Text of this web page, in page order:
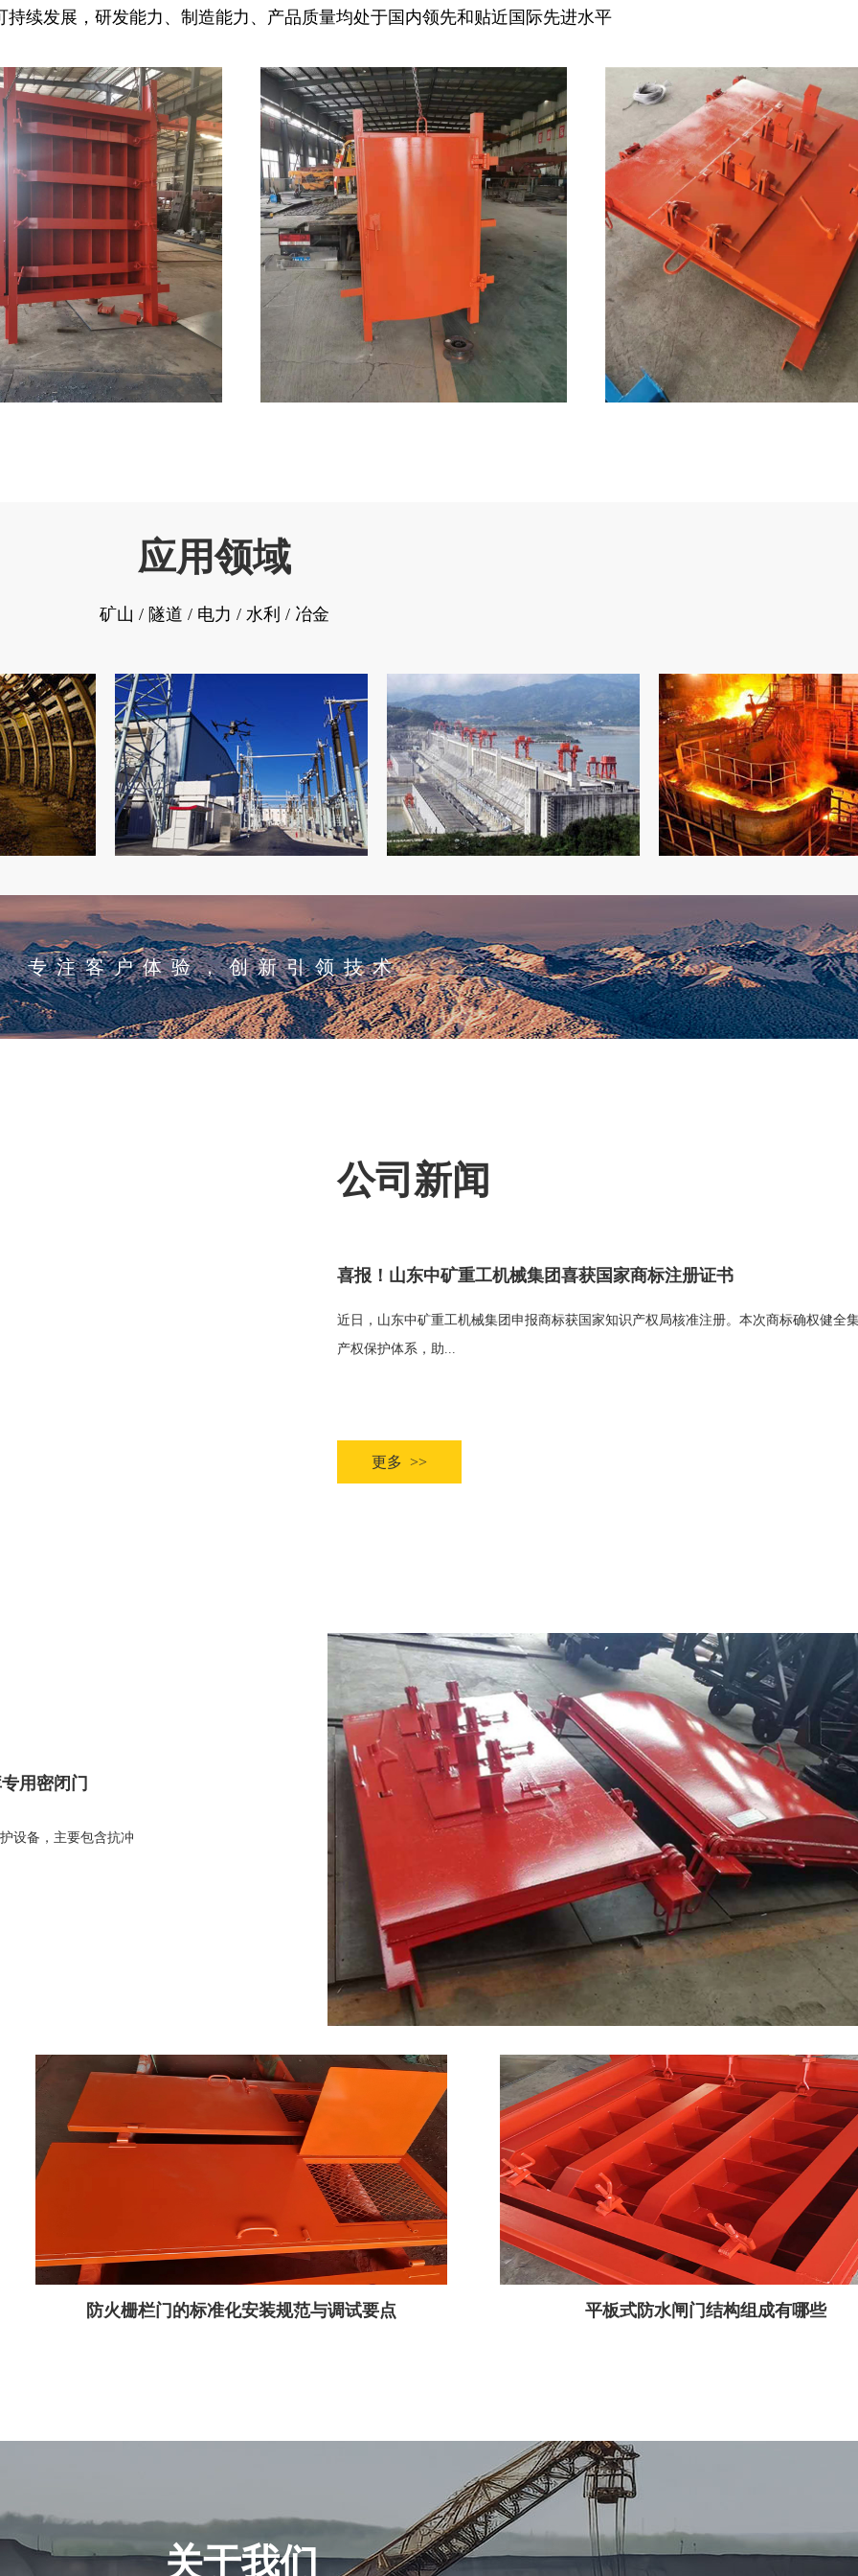
持续发展，研发能力、制造能力、产品质量均处于国内领先和贴近国际先进水平
应用领域
矿山 / 隧道 / 电力 / 水利 / 冶金
专注客户体验，创新引领技术
公司新闻
喜报！山东中矿重工机械集团喜获国家商标注册证书
近日，山东中矿重工机械集团申报商标获国家知识产权局核准注册。本次商标确权健全
产权保护体系，助...
更多 >>
用密闭门
设备，主要包含抗冲
防火栅栏门的标准化安装规范与调试要点 平板式防水闸门结构组成有哪些
关于我们